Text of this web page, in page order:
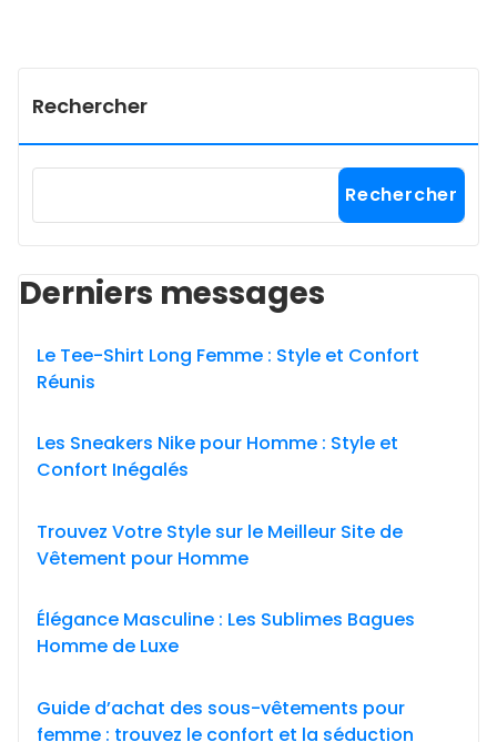
Rechercher
Rechercher
Derniers messages
Le Tee-Shirt Long Femme : Style et Confort
Réunis
Les Sneakers Nike pour Homme : Style et
Confort Inégalés
Trouvez Votre Style sur le Meilleur Site de
Vêtement pour Homme
Élégance Masculine : Les Sublimes Bagues
Homme de Luxe
Guide d’achat des sous-vêtements pour
femme : trouvez le confort et la séduction